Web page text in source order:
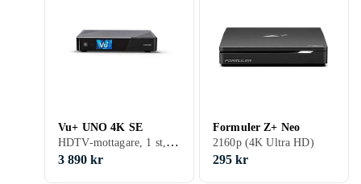
Vu+ UNO 4K SE
HDTV-mottagare, 1 st, 480p, 576p, 720p, 1080p (Full HD), 1080i, 576i, 2160p (4K Ultra HD), Kabel (DVB-C), Marksänd (DVB-T), Satellit (DVB-S), Satellit (DVB-S2), Marksänd (DVB-T2)
3 890 kr
Formuler Z+ Neo
2160p (4K Ultra HD)
295 kr